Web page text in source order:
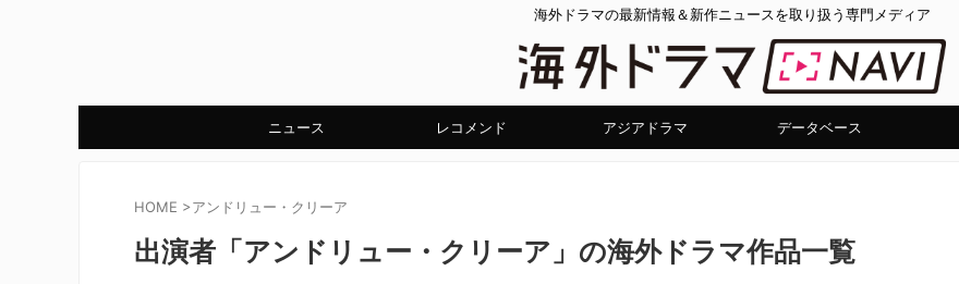
海外ドラマの最新情報＆新作ニュースを取り扱う専門メディア
ニュース レコメンド アジアドラマ データベース
HOME >アンドリュー・クリーア
出演者「アンドリュー・クリーア」の海外ドラマ作品一覧